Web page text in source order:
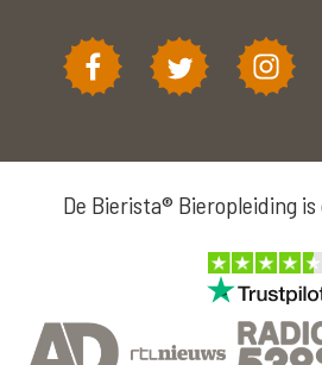
De Bierista® Bieropleiding